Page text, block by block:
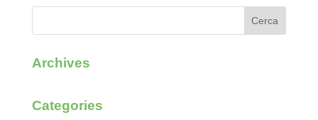
Archives
Categories